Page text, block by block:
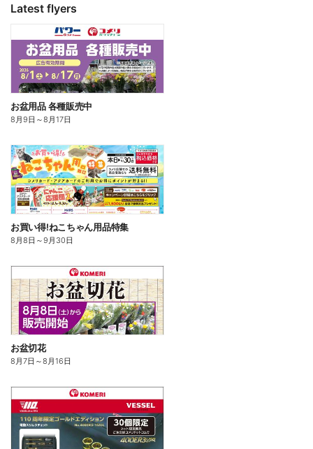
Latest flyers
お盆用品 各種販売中
8月9日 ～8月17日
お買い得!ねこちゃん用品特集
8月8日 ～9月30日
お盆切花
8月7日 ～8月16日